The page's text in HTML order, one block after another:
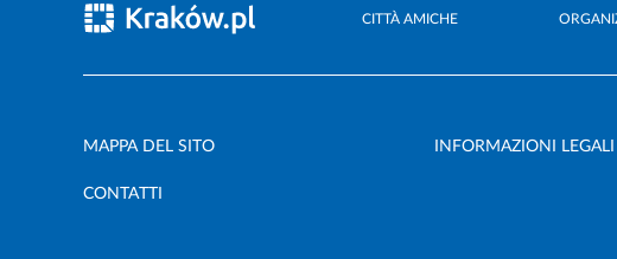
CITTÀ AMICHE
MAPPA DEL SITO INFORMAZIONI LEGALI
CONTATTI